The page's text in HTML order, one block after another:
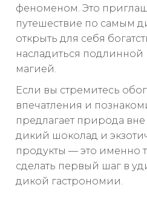
феноменом. Это
путешествие по самым
открыть для себя
насладиться подлинной
магией.
Если вы стремитесь
впечатления и
предлагает природа
дикий шоколад и
продукты — это именно
сделать первый шаг в
дикой гастрономии.